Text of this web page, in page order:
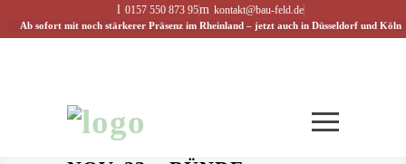
0157 550 873 95 kontakt@bau-feld.de
Ab sofort mit noch stärkerer Präsenz im Rheinland – jetzt auch in Düsseldorf und Köln